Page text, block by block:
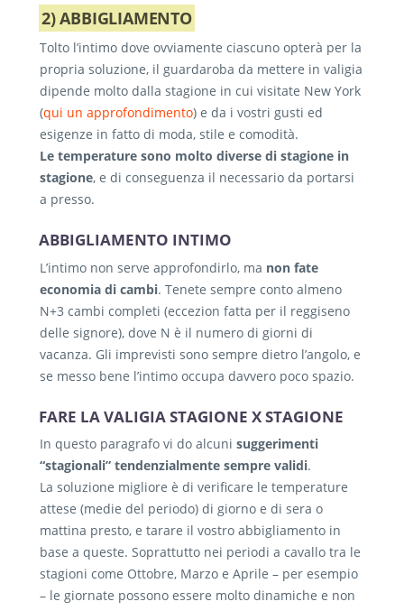
2) ABBIGLIAMENTO
Tolto l’intimo dove ovviamente ciascuno opterà per la
propria soluzione, il guardaroba da mettere in valigia
dipende molto dalla stagione in cui visitate New York
(qui un approfondimento) e da i vostri gusti ed
esigenze in fatto di moda, stile e comodità.
Le temperature sono molto diverse di stagione in
stagione, e di conseguenza il necessario da portarsi
a presso.
ABBIGLIAMENTO INTIMO
L’intimo non serve approfondirlo, ma non fate
economia di cambi. Tenete sempre conto almeno
N+3 cambi completi (eccezion fatta per il reggiseno
delle signore), dove N è il numero di giorni di
vacanza. Gli imprevisti sono sempre dietro l’angolo, e
se messo bene l’intimo occupa davvero poco spazio.
FARE LA VALIGIA STAGIONE X STAGIONE
In questo paragrafo vi do alcuni suggerimenti
“stagionali” tendenzialmente sempre validi.
La soluzione migliore è di verificare le temperature
attese (medie del periodo) di giorno e di sera o
mattina presto, e tarare il vostro abbigliamento in
base a queste. Soprattutto nei periodi a cavallo tra le
stagioni come Ottobre, Marzo e Aprile – per esempio
– le giornate possono essere molto dinamiche e non